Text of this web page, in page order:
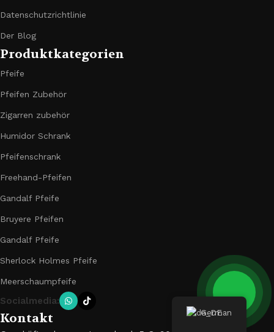
Datenschutzrichtlinie
Der Blog
Produktkategorien
Pfeife
Pfeifen Zubehör
Zigarren zubehör
Humidor Schrank
Pfeifenschrank
Freehand-Pfeifen
Gandalf Pfeife
Bruyere Pfeifen
Gandalf Pfeife
Sherlock Holmes Pfeife
Meerschaumpfeife
Socialmedia:
Kontakt German